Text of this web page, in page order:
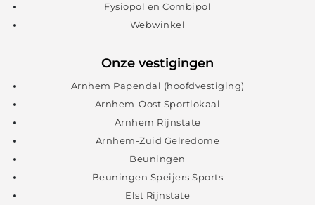
Fysiopol en Combipol
Webwinkel
Onze vestigingen
Arnhem Papendal (hoofdvestiging)
Arnhem-Oost Sportlokaal
Arnhem Rijnstate
Arnhem-Zuid Gelredome
Beuningen
Beuningen Speijers Sports
Elst Rijnstate